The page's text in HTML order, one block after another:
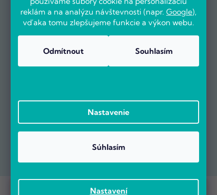
reklám a na analýzu návštevnosti (napr. Google),
vďaka tomu zlepšujeme funkcie a výkon webu.
Nastavení
Odmítnout Souhlasím
Nastavenie
Súhlasím
Prebieha Masaker cien! Navyše objednávky nad 100 EUR sú s
POČÍTÁRNA.SK . Všetky práva vyhradené.